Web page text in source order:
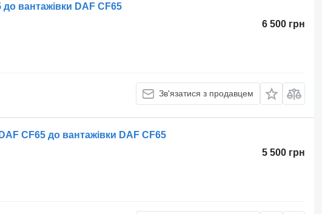
вантажівки DAF CF65
6 500 грн
Зв'язатися з продавцем
CF65 до вантажівки DAF CF65
5 500 грн